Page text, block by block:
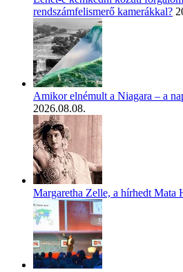
rendszámfelismerő kamerákkal?
Amikor elnémult a Niagara – a
2026.08.08.
Margaretha Zelle, a hírhedt Mata